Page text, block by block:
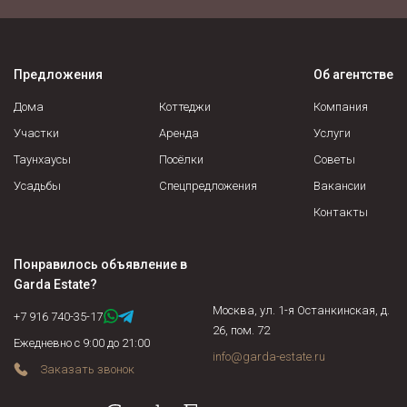
собственников недееспособные, несовершеннолетние,
залоге у банка. Если объект недвижимости продается по
доверенности, нужно подтвердить действительность
Предложения
Дома
Участки
Таунхаусы
Усадьбы
Коттеджи
Аренда
Посёлки
Спецпредложения
Об агентстве
Компания
Услуги
Советы
Вакансии
Контакты
Понравилось объявление в
Garda Estate?
+7 916 740-35-17
Ежедневно с 9:00 до 21:00
Заказать звонок
Москва, ул. 1-я Останкинская, д.
26, пом. 72
info@garda-estate.ru